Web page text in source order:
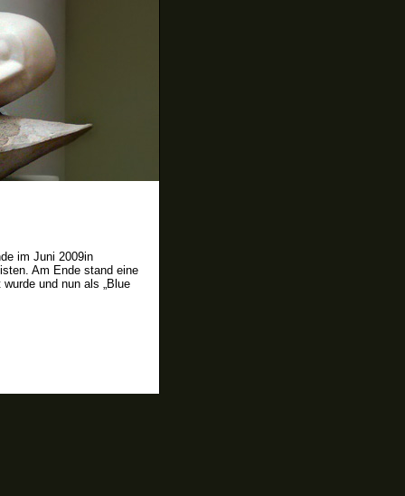
im Juni 2009in
Am Ende stand eine
und nun als „Blue